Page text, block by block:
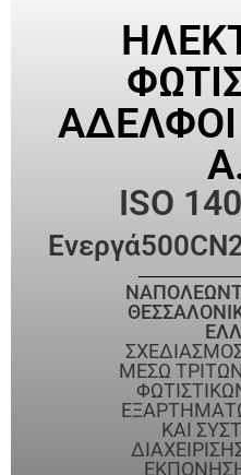
ISO
Ενεργά
ΜΕΣΩ
ΚΑΙ